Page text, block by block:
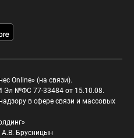
Online» (на связи).
Эл №ФС 77-33484 от 15.10.08.
в сфере связи и массовых
А.В. Брусницын